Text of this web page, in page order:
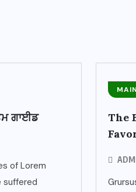
ਗਾਈਡ
of Lorem
suffered
The